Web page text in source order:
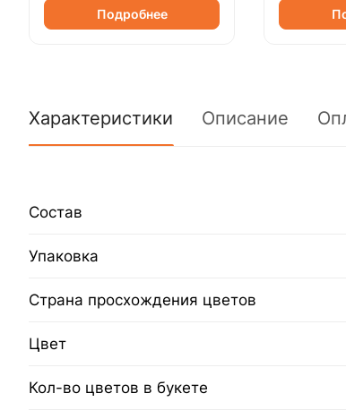
Подробнее
Характеристики Описание
Состав
Упаковка
Страна просхождения цветов
Цвет
Кол-во цветов в букете